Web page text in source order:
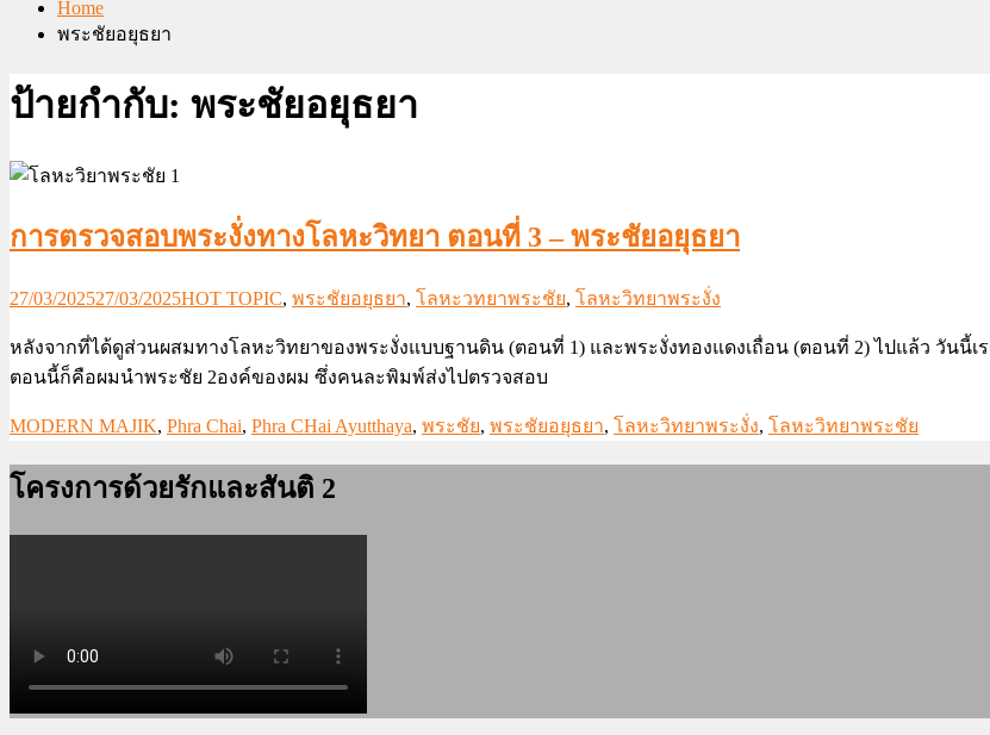
Home
พระชัยอยุธยา
ป้ายกำกับ: พระชัยอยุธยา
การตรวจสอบพระงั่งทางโลหะวิทยา ตอนที่ 3 – พระชัยอยุธยา
27/03/202527/03/2025HOT TOPIC, พระชัยอยุธยา, โลหะวทยาพระชัย, โลหะวิทยาพระงั่ง
หลังจากที่ได้ดูส่วนผสมทางโลหะวิทยาของพระงั่งแบบฐานดิน (ตอนที่ 1) และพระงั่งทองแดงเถื่อน (ตอนที่ 2) ไปแล้ว วัน
ตอนนี้ก็คือผมนำพระชัย 2องค์ของผม ซึ่งคนละพิมพ์ส่งไปตรวจสอบ
MODERN MAJIK, Phra Chai, Phra CHai Ayutthaya, พระชัย, พระชัยอยุธยา, โลหะวิทยาพระงั่ง, โลหะวิทยาพระชัย
โครงการด้วยรักและสันติ 2